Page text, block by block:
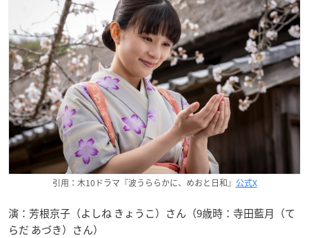
引用：木10ドラマ『波うららかに、めおと日和』 公式X
演：芳根京子（よしね きょうこ）さん（9歳時：寺田藍月（て
らだ あづき）さん）